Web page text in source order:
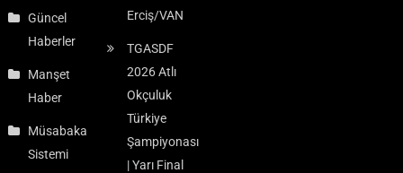
Güncel
Haberler
Manşet
Haber
Müsabaka
Sistemi
Erciş/VAN
TGASDF
2026 Atlı
Okçuluk
Türkiye
Şampiyonası
| Yarı Final